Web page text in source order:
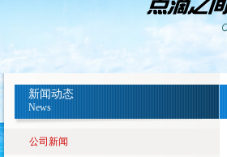
新闻动态
News
公司新闻